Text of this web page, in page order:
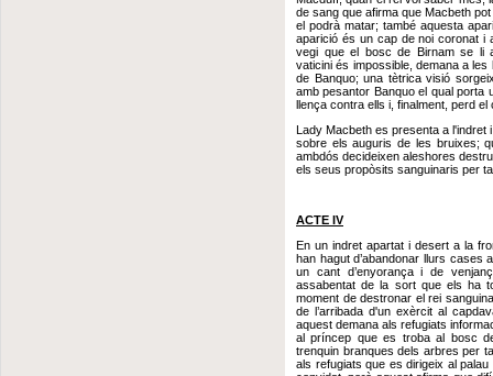
de sang que afirma que Macbeth
el podrà matar; també aquesta
aparició és un cap de noi coronat i
vegi que el bosc de Birnam se li
vaticini és impossible, demana a
de Banquo; una tètrica visió
amb pesantor Banquo el qual porta
llença contra ells i, finalment, perd el
Lady Macbeth es presenta a l'indret
sobre els auguris de les bruixes;
ambdós decideixen aleshores
els seus propòsits sanguinaris per
ACTE IV
En un indret apartat i desert a la
han hagut d’abandonar llurs cases
un cant d’enyorança i de
assabentat de la sort que els ha
moment de destronar el rei
de l’arribada d'un exèrcit al
aquest demana als refugiats
al príncep que es troba al bosc
trenquin branques dels arbres per
als refugiats que es dirigeix al